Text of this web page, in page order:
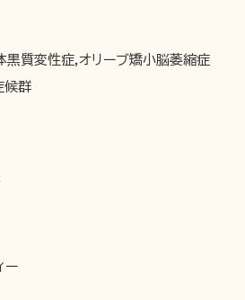
質変性症,オリーブ矯小脳萎縮症
候群
ー